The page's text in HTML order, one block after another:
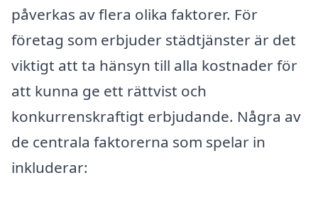
påverkas av flera olika faktorer. För
företag som erbjuder städtjänster är det
viktigt att ta hänsyn till alla kostnader för
att kunna ge ett rättvist och
konkurrenskraftigt erbjudande. Några av
de centrala faktorerna som spelar in
inkluderar: